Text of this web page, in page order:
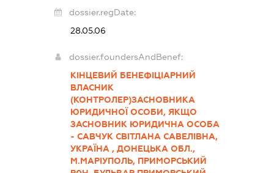
dossier.regDate:
28.05.06
dossier.foundersAndBenef:
КІНЦЕВИЙ БЕНЕФІЦІАРНИЙ
ВЛАСНИК
(КОНТРОЛЕР)ЗАСНОВНИКА
ЮРИДИЧНОЇ ОСОБИ, ЯКЩО
ЗАСНОВНИК ЮРИДИЧНА ОСОБА
- САВЧУК СВІТЛАНА САВЕЛІВНА,
УКРАЇНА , ДОНЕЦЬКА ОБЛ.,
М.МАРІУПОЛЬ, ПРИМОРСЬКИЙ